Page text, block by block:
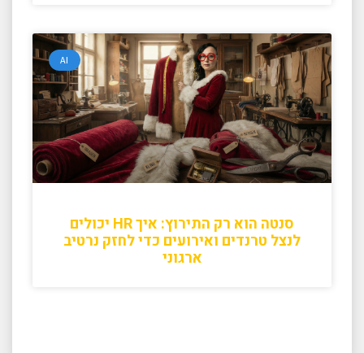
AI
סנטה הוא רק התירוץ: איך HR יכולים
לנצל טרנדים ואירועים כדי לחזק נרטיב
ארגוני